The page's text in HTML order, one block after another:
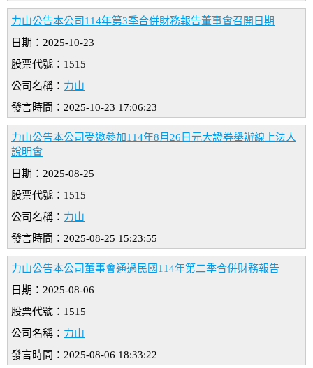
力山公告本公司114年第3季合併財務報告董事會召開日期
日期：2025-10-23
股票代號：1515
公司名稱： 力山
發言時間：2025-10-23 17:06:23
力山公告本公司受邀參加114年8月26日元大證券舉辦線上法人
說明會
日期：2025-08-25
股票代號：1515
公司名稱： 力山
發言時間：2025-08-25 15:23:55
力山公告本公司董事會通過民國114年第二季合併財務報告
日期：2025-08-06
股票代號：1515
公司名稱： 力山
發言時間：2025-08-06 18:33:22